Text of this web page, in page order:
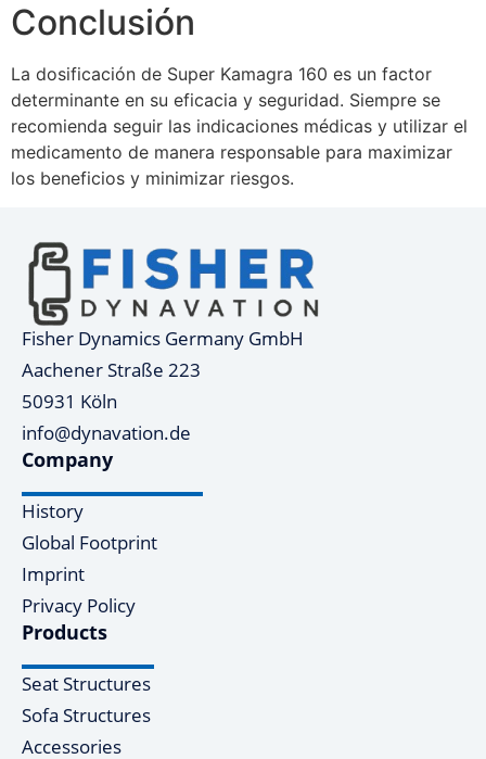
Conclusión
La dosificación de Super Kamagra 160 es un factor
determinante en su eficacia y seguridad. Siempre se
recomienda seguir las indicaciones médicas y utilizar el
medicamento de manera responsable para maximizar
los beneficios y minimizar riesgos.
Fisher Dynamics Germany GmbH
Aachener Straße 223
50931 Köln
info@dynavation.de
Company
History
Global Footprint
Imprint
Privacy Policy
Products
Seat Structures
Sofa Structures
Accessories